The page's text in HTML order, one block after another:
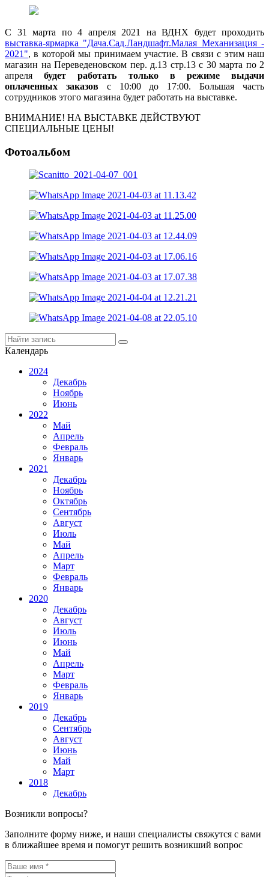
С 31 марта по 4 апреля 2021 на ВДНХ будет проходить
выставка-ярмарка "Дача.Сад.Ландшафт.Малая Механизация -
2021", в которой мы принимаем участие. В связи с этим наш
магазин на Переведеновском пер. д.13 стр.13 с 30 марта по 2
апрелябудет работать только в режиме выдачи
оплаченных заказовс 10:00 до 17:00. Большая часть
сотрудников этого магазина будет работать на выставке.
ВНИМАНИЕ! НА ВЫСТАВКЕ ДЕЙСТВУЮТ
СПЕЦИАЛЬНЫЕ ЦЕНЫ!
Фотоальбом
Календарь
2024
Декабрь
Ноябрь
Июнь
2022
Май
Апрель
Февраль
Январь
2021
Декабрь
Ноябрь
Октябрь
Сентябрь
Август
Июль
Май
Апрель
Март
Февраль
Январь
2020
Декабрь
Август
Июль
Июнь
Май
Апрель
Март
Февраль
Январь
2019
Декабрь
Сентябрь
Август
Июнь
Май
Март
2018
Декабрь
Возникли вопросы?
Заполните форму ниже, и наши специалисты свяжутся с вами
в ближайшее время и помогут решить возникший вопрос